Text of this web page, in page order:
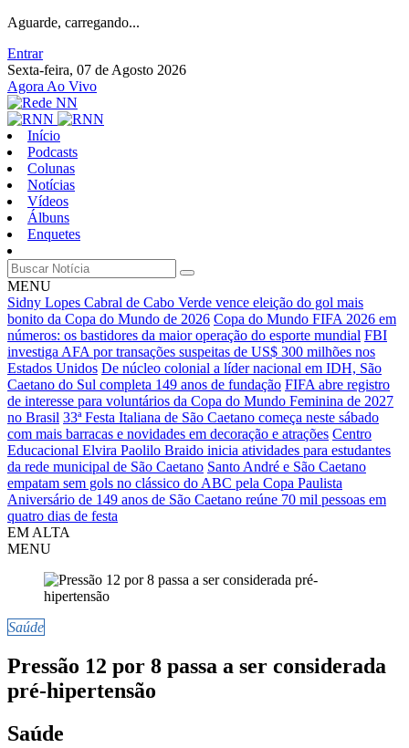
Aguarde, carregando...
Entrar
Sexta-feira, 07 de Agosto 2026
Agora Ao Vivo
Início
Podcasts
Colunas
Notícias
Vídeos
Álbuns
Enquetes
MENU
Sidny Lopes Cabral de Cabo Verde vence eleição do gol mais
bonito da Copa do Mundo de 2026 Copa do Mundo FIFA 2026 em
números: os bastidores da maior operação do esporte mundial FBI
investiga AFA por transações suspeitas de US$ 300 milhões nos
Estados Unidos De núcleo colonial a líder nacional em IDH, São
Caetano do Sul completa 149 anos de fundação FIFA abre registro
de interesse para voluntários da Copa do Mundo Feminina de 2027
no Brasil 33ª Festa Italiana de São Caetano começa neste sábado
com mais barracas e novidades em decoração e atrações Centro
Educacional Elvira Paolilo Braido inicia atividades para estudantes
da rede municipal de São Caetano Santo André e São Caetano
empatam sem gols no clássico do ABC pela Copa Paulista
Aniversário de 149 anos de São Caetano reúne 70 mil pessoas em
quatro dias de festa
EM ALTA
MENU
Saúde
Pressão 12 por 8 passa a ser considerada
pré-hipertensão
Saúde